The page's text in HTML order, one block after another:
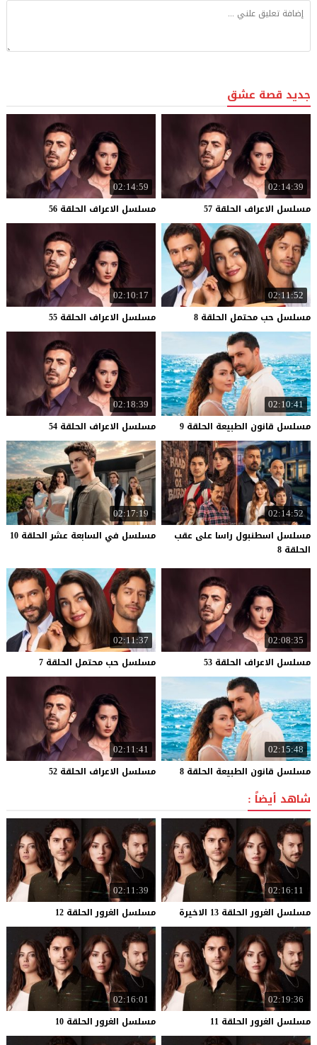
جديد قصة عشق
02:14:39
مسلسل الاعراف الحلقة 57
02:14:59
مسلسل الاعراف الحلقة 56
02:11:52
مسلسل حب محتمل الحلقة 8
02:10:17
مسلسل الاعراف الحلقة 55
02:10:41
مسلسل قانون الطبيعة الحلقة 9
02:18:39
مسلسل الاعراف الحلقة 54
02:14:52
مسلسل اسطنبول راسا على عقب
الحلقة 8
02:17:19
مسلسل في السابعة عشر الحلقة 10
02:08:35
مسلسل الاعراف الحلقة 53
02:11:37
مسلسل حب محتمل الحلقة 7
02:15:48
مسلسل قانون الطبيعة الحلقة 8
02:11:41
مسلسل الاعراف الحلقة 52
شاهد أيضاً :
02:16:11
مسلسل الغرور الحلقة 13 الاخيرة
02:11:39
مسلسل الغرور الحلقة 12
02:19:36
مسلسل الغرور الحلقة 11
02:16:01
مسلسل الغرور الحلقة 10